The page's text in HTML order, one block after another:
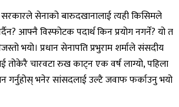
सरकारले सेनाको बारुदखानालाई त्यही किसिमले
आफ्नै विस्फोटक पदार्थ किन प्रयोग नगर्ने? यो त
भयो। प्रधान सेनापति प्रभुराम शर्माले संसदीय
तोकेरै चारवटा रुख काट्न एक वर्ष लाग्यो, पहिला
भनेर सांसदलाई उल्टै जवाफ फर्काउनु भयो